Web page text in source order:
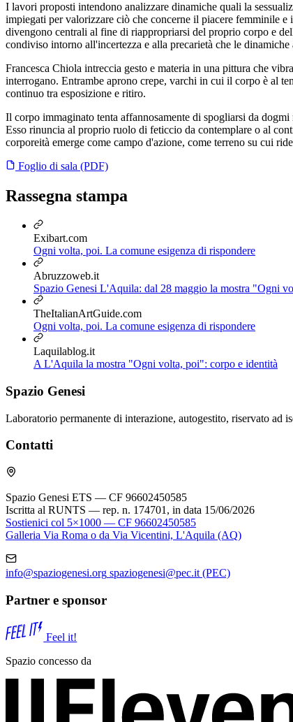
I lavori proposti intendono analizzare dinamiche quali la
impiegati per valorizzare ciò che concerne il piacere femminile
divengono centrali al fine di riappropriarsi del proprio corpo e
condiviso intorno all'incertezza e alla precarietà che le
Francesca Chiola intreccia gesto e materia in una pittura che
interrogano. Entrambe aprono crepe, varchi in cui il corpo è al
continuo tra esposizione e ritiro.
Il corpo immaginato tenta affannosamente di spogliarsi da
Esso rinuncia al proprio ruolo di feticcio da contemplare o al
corporeità emerge come campo d'azione, come terreno su cui
Foglio di sala (PDF)
Rassegna stampa
Exibart.com
Ogni volta, poi. La comune esigenza di rispondere
Abruzzoweb.it
Spazio Genesi L'Aquila: dal 28 maggio la mostra "Ogni
TheItalianArtGuide.com
Ogni volta, poi. La comune esigenza di rispondere
Laquilablog.it
A L'Aquila la mostra "Ogni volta, poi": corpo e identità
Spazio Genesi
Laboratorio permanente di interazione, autogestito, riservato ad
Contatti
Spazio Genesi ETS — CF 96602450585
Iscritta al RUNTS — rep. n. 174701, in data 15/06/2026
Sostienici col 5×1000 — CF 96602450585
Galleria Via Roma o da Via Vicentini, L'Aquila (AQ)
info@spaziogenesi.org spaziogenesi@pec.it (PEC)
Partner e sponsor
Feel it!
Spazio concesso da